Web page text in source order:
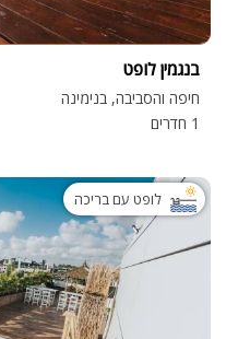
בנגמין לופט
חיפה והסביבה, בנימינה
1 חדרים
לופט עם בריכה